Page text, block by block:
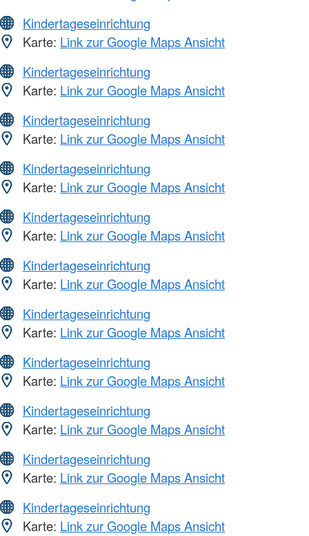
Kindertageseinrichtung
Karte: Link zur Google Maps Ansicht
Kindertageseinrichtung
Karte: Link zur Google Maps Ansicht
Kindertageseinrichtung
Karte: Link zur Google Maps Ansicht
Kindertageseinrichtung
Karte: Link zur Google Maps Ansicht
Kindertageseinrichtung
Karte: Link zur Google Maps Ansicht
Kindertageseinrichtung
Karte: Link zur Google Maps Ansicht
Kindertageseinrichtung
Karte: Link zur Google Maps Ansicht
Kindertageseinrichtung
Karte: Link zur Google Maps Ansicht
Kindertageseinrichtung
Karte: Link zur Google Maps Ansicht
Kindertageseinrichtung
Karte: Link zur Google Maps Ansicht
Kindertageseinrichtung
Karte: Link zur Google Maps Ansicht